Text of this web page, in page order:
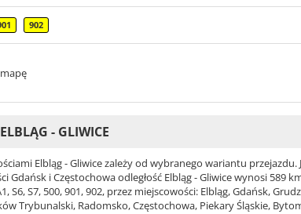
902
- GLIWICE
Elbląg - Gliwice zależy od wybranego wariantu przejazdu.
Gdańsk i Częstochowa odległość Elbląg - Gliwice wynosi 589
S7, 500, 901, 902, przez miejscowości: Elbląg, Gdańsk,
Trybunalski, Radomsko, Częstochowa, Piekary Śląskie,